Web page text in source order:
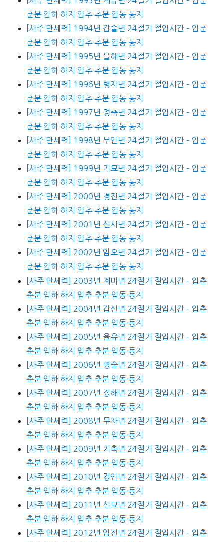
춘분 입하 하지 입추 추분 입동 동지
[사주 만세력] 1994년 갑술년 24절기 절입시간 – 입춘
춘분 입하 하지 입추 추분 입동 동지
[사주 만세력] 1995년 을해년 24절기 절입시간 – 입춘
춘분 입하 하지 입추 추분 입동 동지
[사주 만세력] 1996년 병자년 24절기 절입시간 – 입춘
춘분 입하 하지 입추 추분 입동 동지
[사주 만세력] 1997년 정축년 24절기 절입시간 – 입춘
춘분 입하 하지 입추 추분 입동 동지
[사주 만세력] 1998년 무인년 24절기 절입시간 – 입춘
춘분 입하 하지 입추 추분 입동 동지
[사주 만세력] 1999년 기묘년 24절기 절입시간 – 입춘
춘분 입하 하지 입추 추분 입동 동지
[사주 만세력] 2000년 경진년 24절기 절입시간 – 입춘
춘분 입하 하지 입추 추분 입동 동지
[사주 만세력] 2001년 신사년 24절기 절입시간 – 입춘
춘분 입하 하지 입추 추분 입동 동지
[사주 만세력] 2002년 임오년 24절기 절입시간 – 입춘
춘분 입하 하지 입추 추분 입동 동지
[사주 만세력] 2003년 계미년 24절기 절입시간 – 입춘
춘분 입하 하지 입추 추분 입동 동지
[사주 만세력] 2004년 갑신년 24절기 절입시간 – 입춘
춘분 입하 하지 입추 추분 입동 동지
[사주 만세력] 2005년 을유년 24절기 절입시간 – 입춘
춘분 입하 하지 입추 추분 입동 동지
[사주 만세력] 2006년 병술년 24절기 절입시간 – 입춘
춘분 입하 하지 입추 추분 입동 동지
[사주 만세력] 2007년 정해년 24절기 절입시간 – 입춘
춘분 입하 하지 입추 추분 입동 동지
[사주 만세력] 2008년 무자년 24절기 절입시간 – 입춘
춘분 입하 하지 입추 추분 입동 동지
[사주 만세력] 2009년 기축년 24절기 절입시간 – 입춘
춘분 입하 하지 입추 추분 입동 동지
[사주 만세력] 2010년 경인년 24절기 절입시간 – 입춘
춘분 입하 하지 입추 추분 입동 동지
[사주 만세력] 2011년 신묘년 24절기 절입시간 – 입춘
춘분 입하 하지 입추 추분 입동 동지
[사주 만세력] 2012년 임진년 24절기 절입시간 – 입춘